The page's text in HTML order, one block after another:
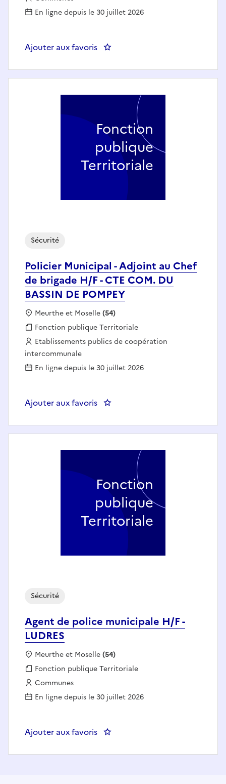
En ligne depuis le 30 juillet 2026
Ajouter aux favoris : Agent(e) de police municipale
Policier Municipal - Adjoint au Chef
de brigade H/F - CTE COM. DU
BASSIN DE POMPEY
Sécurité
Localisation :
Meurthe et Moselle(54)
Fonction publique :
Fonction publique Territoriale
Employeur :
Etablissements publics de coopération
intercommunale
En ligne depuis le 30 juillet 2026
Ajouter aux favoris : Policier Municipal - Adjoint au
Fonction
publique
Territoriale
Agent de police municipale H/F -
LUDRES
Sécurité
Localisation :
Meurthe et Moselle(54)
Fonction publique :
Fonction publique Territoriale
Employeur :
Communes
En ligne depuis le 30 juillet 2026
Ajouter aux favoris : Agent de police municipale H/F
Fonction
publique
Territoriale